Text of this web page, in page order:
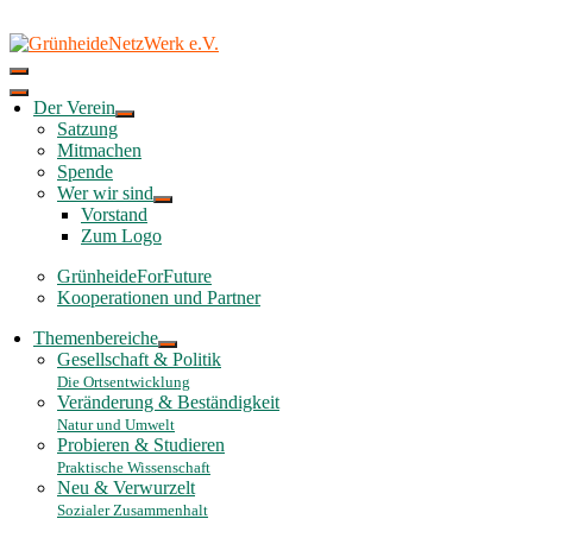
to
Der Verein
Satzung
Mitmachen
Spende
Wer wir sind
Vorstand
Zum Logo
GrünheideForFuture
Kooperationen und Partner
Themenbereiche
Gesellschaft & Politik
Die Ortsentwicklung
Veränderung & Beständigkeit
Natur und Umwelt
Probieren & Studieren
Praktische Wissenschaft
Neu & Verwurzelt
Sozialer Zusammenhalt